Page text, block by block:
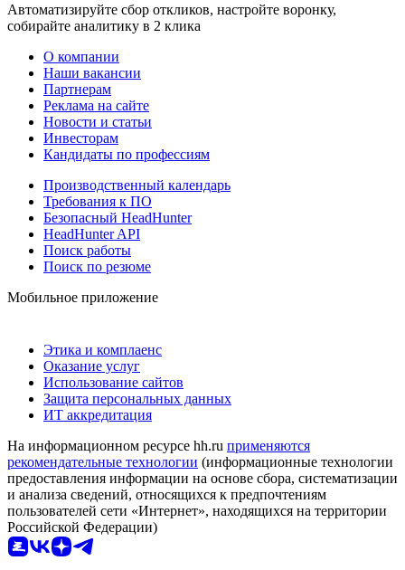
Автоматизируйте сбор откликов, настройте воронку,
собирайте аналитику в 2 клика
О компании
Наши вакансии
Партнерам
Реклама на сайте
Новости и статьи
Инвесторам
Кандидаты по профессиям
Производственный календарь
Требования к ПО
Безопасный HeadHunter
HeadHunter API
Поиск работы
Поиск по резюме
Мобильное приложение
Этика и комплаенс
Оказание услуг
Использование сайтов
Защита персональных данных
ИТ аккредитация
На информационном ресурсе hh.ru применяются
рекомендательные технологии (информационные технологии
предоставления информации на основе сбора, систематизации
и анализа сведений, относящихся к предпочтениям
пользователей сети «Интернет», находящихся на территории
Российской Федерации)